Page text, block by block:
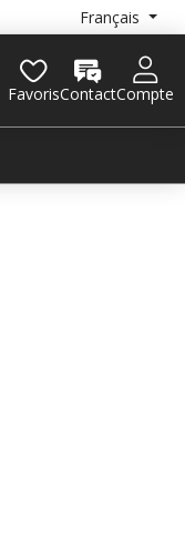
Français
ContactCompte
Favoris